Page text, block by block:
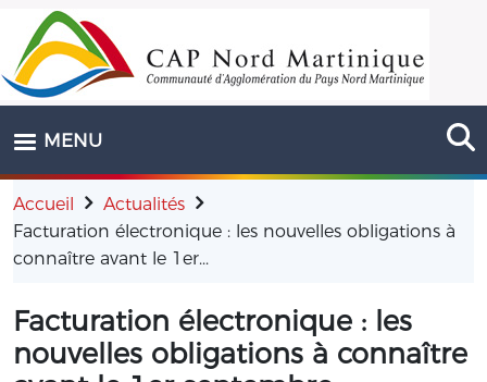
Aller au contenu principal
MENU
Accueil
Actualités
Facturation électronique : les nouvelles obligations à
connaître avant le 1er...
Facturation électronique : les
nouvelles obligations à connaître